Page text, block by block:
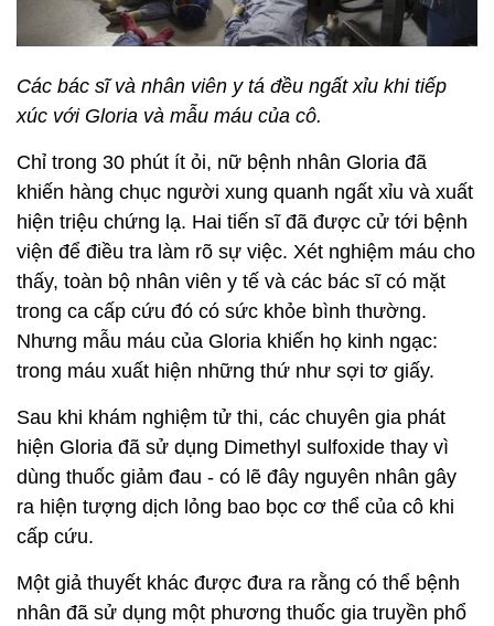
Các bác sĩ và nhân viên y tá đều ngất xỉu khi tiếp
xúc với Gloria và mẫu máu của cô.
Chỉ trong 30 phút ít ỏi, nữ bệnh nhân Gloria đã
khiến hàng chục người xung quanh ngất xỉu và xuất
hiện triệu chứng lạ. Hai tiến sĩ đã được cử tới bệnh
viện để điều tra làm rõ sự việc. Xét nghiệm máu cho
thấy, toàn bộ nhân viên y tế và các bác sĩ có mặt
trong ca cấp cứu đó có sức khỏe bình thường.
Nhưng mẫu máu của Gloria khiến họ kinh ngạc:
trong máu xuất hiện những thứ như sợi tơ giấy.
Sau khi khám nghiệm tử thi, các chuyên gia phát
hiện Gloria đã sử dụng Dimethyl sulfoxide thay vì
dùng thuốc giảm đau - có lẽ đây nguyên nhân gây
ra hiện tượng dịch lỏng bao bọc cơ thể của cô khi
cấp cứu.
Một giả thuyết khác được đưa ra rằng có thể bệnh
nhân đã sử dụng một phương thuốc gia truyền phổ